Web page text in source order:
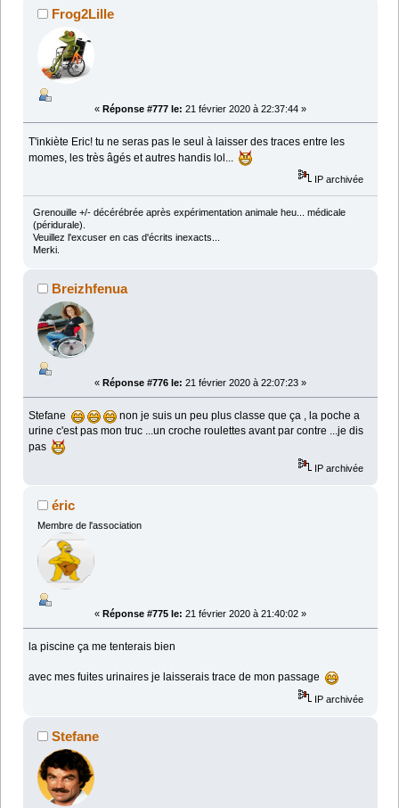
Frog2Lille
« Réponse #777 le: 21 février 2020 à 22:37:44 »
T'inkiète Eric! tu ne seras pas le seul à laisser des traces entre les
momes, les très âgés et autres handis lol...
IP archivée
Grenouille +/- décérébrée après expérimentation animale heu... médicale
(péridurale).
Veuillez l'excuser en cas d'écrits inexacts...
Merki.
Breizhfenua
« Réponse #776 le: 21 février 2020 à 22:07:23 »
Stefane
non je suis un peu plus classe que ça , la poche a
urine c'est pas mon truc ...un croche roulettes avant par contre ...je dis
pas
IP archivée
éric
Membre de l'association
« Réponse #775 le: 21 février 2020 à 21:40:02 »
la piscine ça me tenterais bien
avec mes fuites urinaires je laisserais trace de mon passage
IP archivée
Stefane